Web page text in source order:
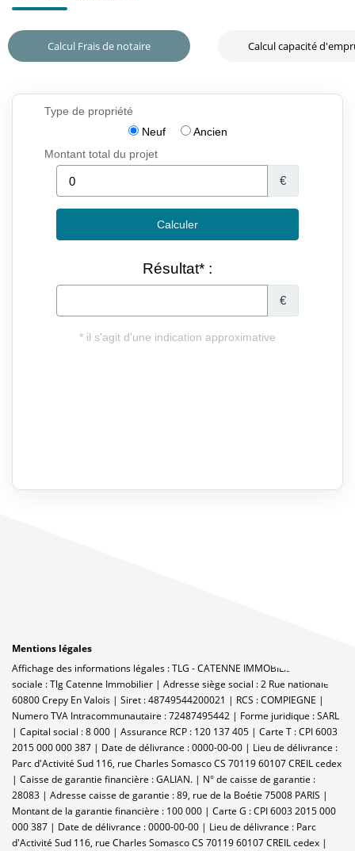
Calcul Frais de notaire Calcul capacité
Mentions légales
Affichage des informations légales : TLG - CATENNE IMMOBILIER | Raison
sociale : Tlg Catenne Immobilier | Adresse siège social : 2 Rue nationale -
60800 Crepy En Valois | Siret : 48749544200021 | RCS : COMPIEGNE |
Numero TVA Intracommunautaire : 72487495442 | Forme juridique : SARL
| Capital social : 8 000 | Assurance RCP : 120 137 405 | Carte T : CPI 6003
2015 000 000 387 | Date de délivrance : 0000-00-00 | Lieu de délivrance :
Parc d'Activité Sud 116, rue Charles Somasco CS 70119 60107 CREIL cedex
| Caisse de garantie financière : GALIAN. | N° de caisse de garantie :
28083 | Adresse caisse de garantie : 89, rue de la Boétie 75008 PARIS |
Montant de la garantie financière : 100 000 | Carte G : CPI 6003 2015 000
000 387 | Date de délivrance : 0000-00-00 | Lieu de délivrance : Parc
d'Activité Sud 116, rue Charles Somasco CS 70119 60107 CREIL cedex |